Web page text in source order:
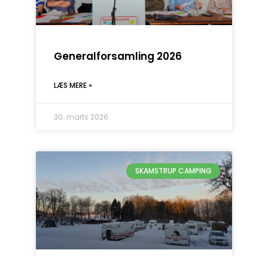
Generalforsamling 2026
LÆS MERE »
30. marts 2026
SKAMSTRUP CAMPING